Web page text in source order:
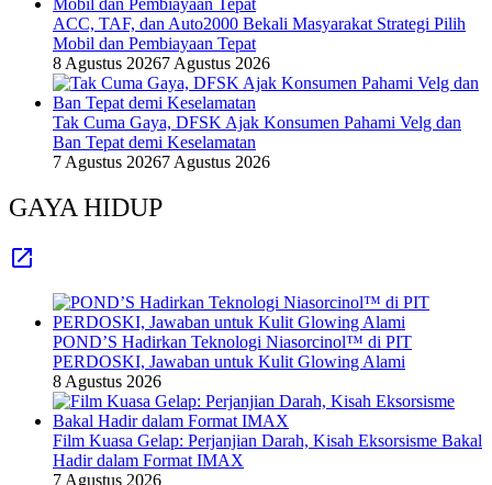
ACC, TAF, dan Auto2000 Bekali Masyarakat Strategi Pilih
Mobil dan Pembiayaan Tepat
8 Agustus 20267 Agustus 2026
Tak Cuma Gaya, DFSK Ajak Konsumen Pahami Velg dan
Ban Tepat demi Keselamatan
7 Agustus 20267 Agustus 2026
GAYA HIDUP
POND’S Hadirkan Teknologi Niasorcinol™ di PIT
PERDOSKI, Jawaban untuk Kulit Glowing Alami
8 Agustus 2026
Film Kuasa Gelap: Perjanjian Darah, Kisah Eksorsisme Bakal
Hadir dalam Format IMAX
7 Agustus 2026